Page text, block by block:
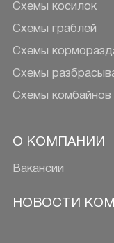
Схемы косилок
Схемы граблей
Схемы
Схемы
Схемы комбайнов
О КОМПАНИИ
Вакансии
НОВОСТИ